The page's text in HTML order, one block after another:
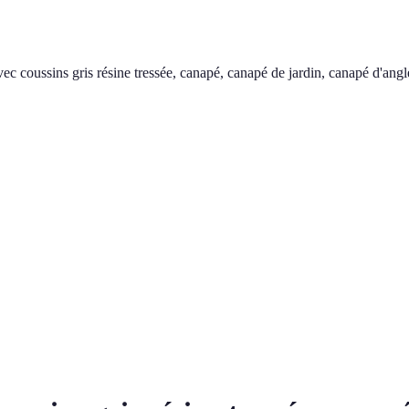
coussins gris résine tressée, canapé, canapé de jardin, canapé